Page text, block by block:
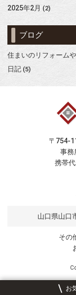
2025年2月 (2)
ブログ
住まいのリフォーム
日記 (5)
〒754-
事務
携帯
山口県山口
その
お